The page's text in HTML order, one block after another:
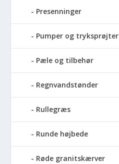
Presenninger
Pumper og tryksprøjter
Pæle og tilbehør
Regnvandstønder
Rullegræs
Runde højbede
Røde granitskærver